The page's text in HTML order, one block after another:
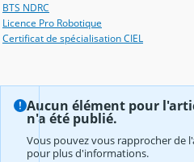
BTS NDRC
Licence Pro Robotique
Certificat de spécialisation CIEL
Aucun élément pour
n'a été publié.
Vous pouvez vous rapprocher de
pour plus d'informations.